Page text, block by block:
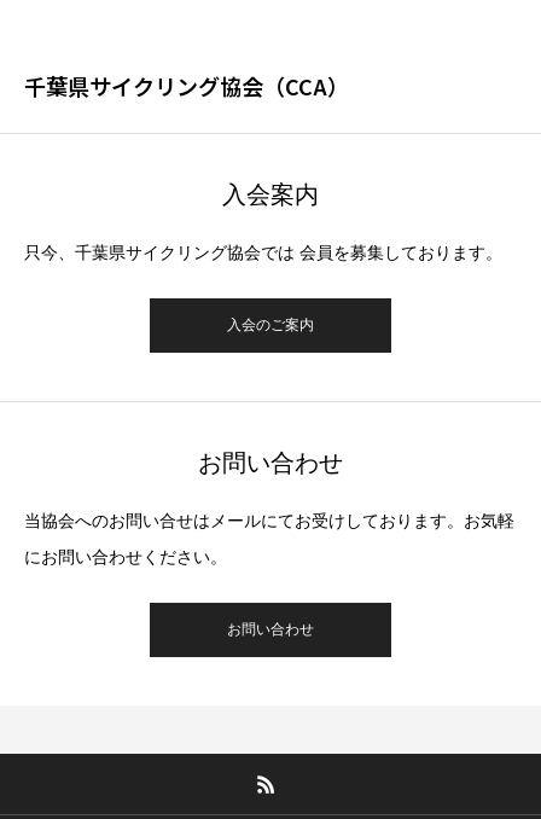
千葉県サイクリング協会（CCA）
入会案内
只今、千葉県サイクリング協会では 会員を募集しております。
入会のご案内
お問い合わせ
当協会へのお問い合せはメールにてお受けしております。お気軽
にお問い合わせください。
お問い合わせ